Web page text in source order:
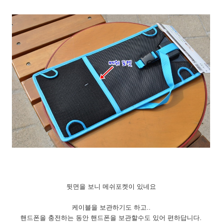
뒷면을 보니 메쉬포켓이 있네요
케이블을 보관하기도 하고..
핸드폰을 충전하는 동안 핸드폰을 보관할수도 있어 편하답니다.